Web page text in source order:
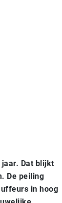
Dat blijkt
De peiling
in hoog